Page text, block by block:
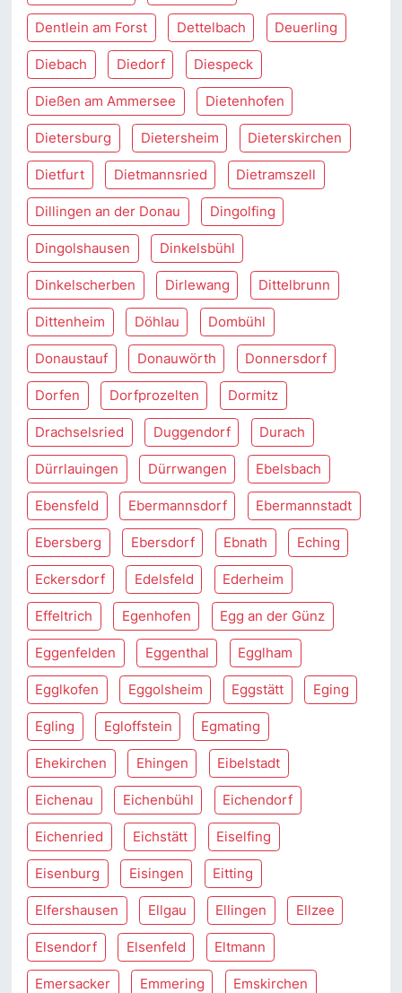
Dentlein am Forst Dettelbach Deuerling
Diebach Diedorf Diespeck
Dießen am Ammersee Dietenhofen
Dietersburg Dietersheim Dieterskirchen
Dietfurt Dietmannsried Dietramszell
Dillingen an der Donau Dingolfing
Dingolshausen Dinkelsbühl
Dinkelscherben Dirlewang Dittelbrunn
Dittenheim Döhlau Dombühl
Donaustauf Donauwörth Donnersdorf
Dorfen Dorfprozelten Dormitz
Drachselsried Duggendorf Durach
Dürrlauingen Dürrwangen Ebelsbach
Ebensfeld Ebermannsdorf Ebermannstadt
Ebersberg Ebersdorf Ebnath Eching
Eckersdorf Edelsfeld Ederheim
Effeltrich Egenhofen Egg an der Günz
Eggenfelden Eggenthal Egglham
Egglkofen Eggolsheim Eggstätt Eging
Egling Egloffstein Egmating
Ehekirchen Ehingen Eibelstadt
Eichenau Eichenbühl Eichendorf
Eichenried Eichstätt Eiselfing
Eisenburg Eisingen Eitting
Elfershausen Ellgau Ellingen Ellzee
Elsendorf Elsenfeld Eltmann
Emersacker Emmering Emskirchen